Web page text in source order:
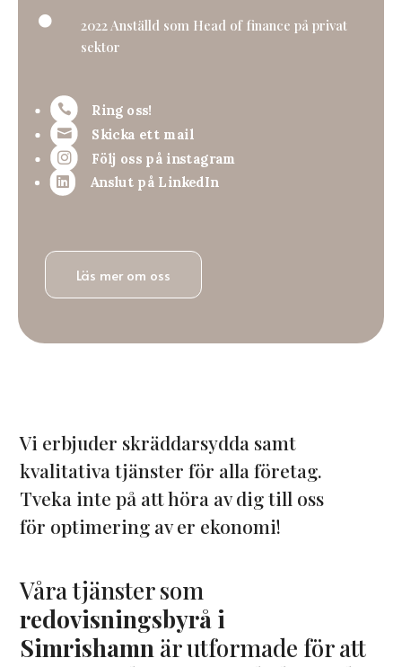

2022 Anställd som Head of finance på privat
sektor
 Ring oss!
 Skicka ett mail
 Följ oss på instagram
 Anslut på LinkedIn
Läs mer om oss
Vi erbjuder skräddarsydda samt
kvalitativa tjänster för alla företag.
Tveka inte på att höra av dig till oss
för optimering av er ekonomi!
Våra tjänster som
redovisningsbyrå i
Simrishamn är utformade för att